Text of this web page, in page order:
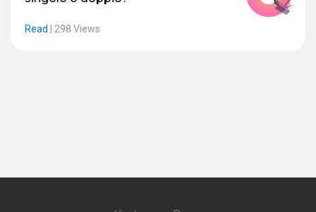
Read 298 Views